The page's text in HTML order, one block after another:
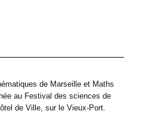
de Marseille et Maths
au Festival des sciences de
de Ville, sur le Vieux-Port.